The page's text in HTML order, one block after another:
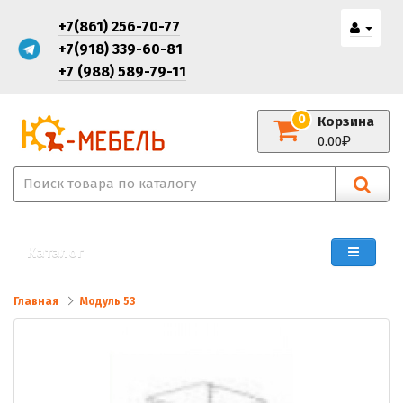
+7(861) 256-70-77
+7(918) 339-60-81
+7 (988) 589-79-11
Корзина
0
0.00
Каталог
Главная Модуль 53